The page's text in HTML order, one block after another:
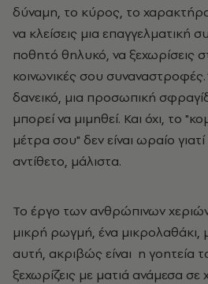
δύναμη, το κύρος, το χαρακτήρα
να κλείσεις μια επαγγελματική
ποθητό θηλυκό, να ξεχωρίσεις
κοινωνικές σου
δανεικό, μια προσωπική
μπορεί να μιμηθεί. Και όχι, το
μέτρα σου" δεν είναι ωραίο γιατί
αντίθετο, μάλιστα.
Το έργο των ανθρώπινων
μικρή ρωγμή, ένα μικρολαθάκι,
αυτή, ακριβώς είναι η γοητεία
ξεχωρίζεις με ματιά ανάμεσα σε